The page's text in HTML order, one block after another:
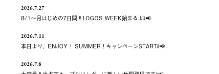
2026.7.27
8/1～月はじめの7日間‼️LOGOS WEEK始まるよꉂ📢
2026.7.11
本日より、ENJOY！ SUMMER！キャンペーンSTARTꉂ📢
2026.7.8